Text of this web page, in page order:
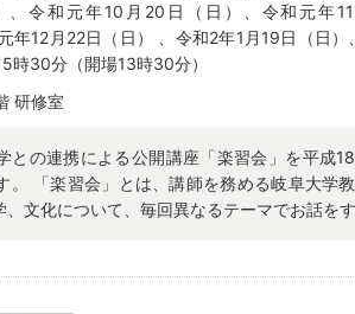
、令和元年10月20日（日）、令和元年
年12月22日（日） 、令和2年1月19日（日）
時30分（開場13時30分）
研修室
との連携による公開講座「楽習会」を平成
。 「楽習会」とは、講師を務める岐阜大学
文化について、毎回異なるテーマでお話を